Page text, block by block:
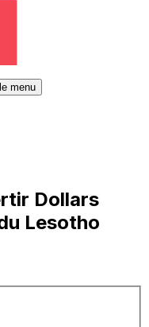
menu
Dollars
Lesotho